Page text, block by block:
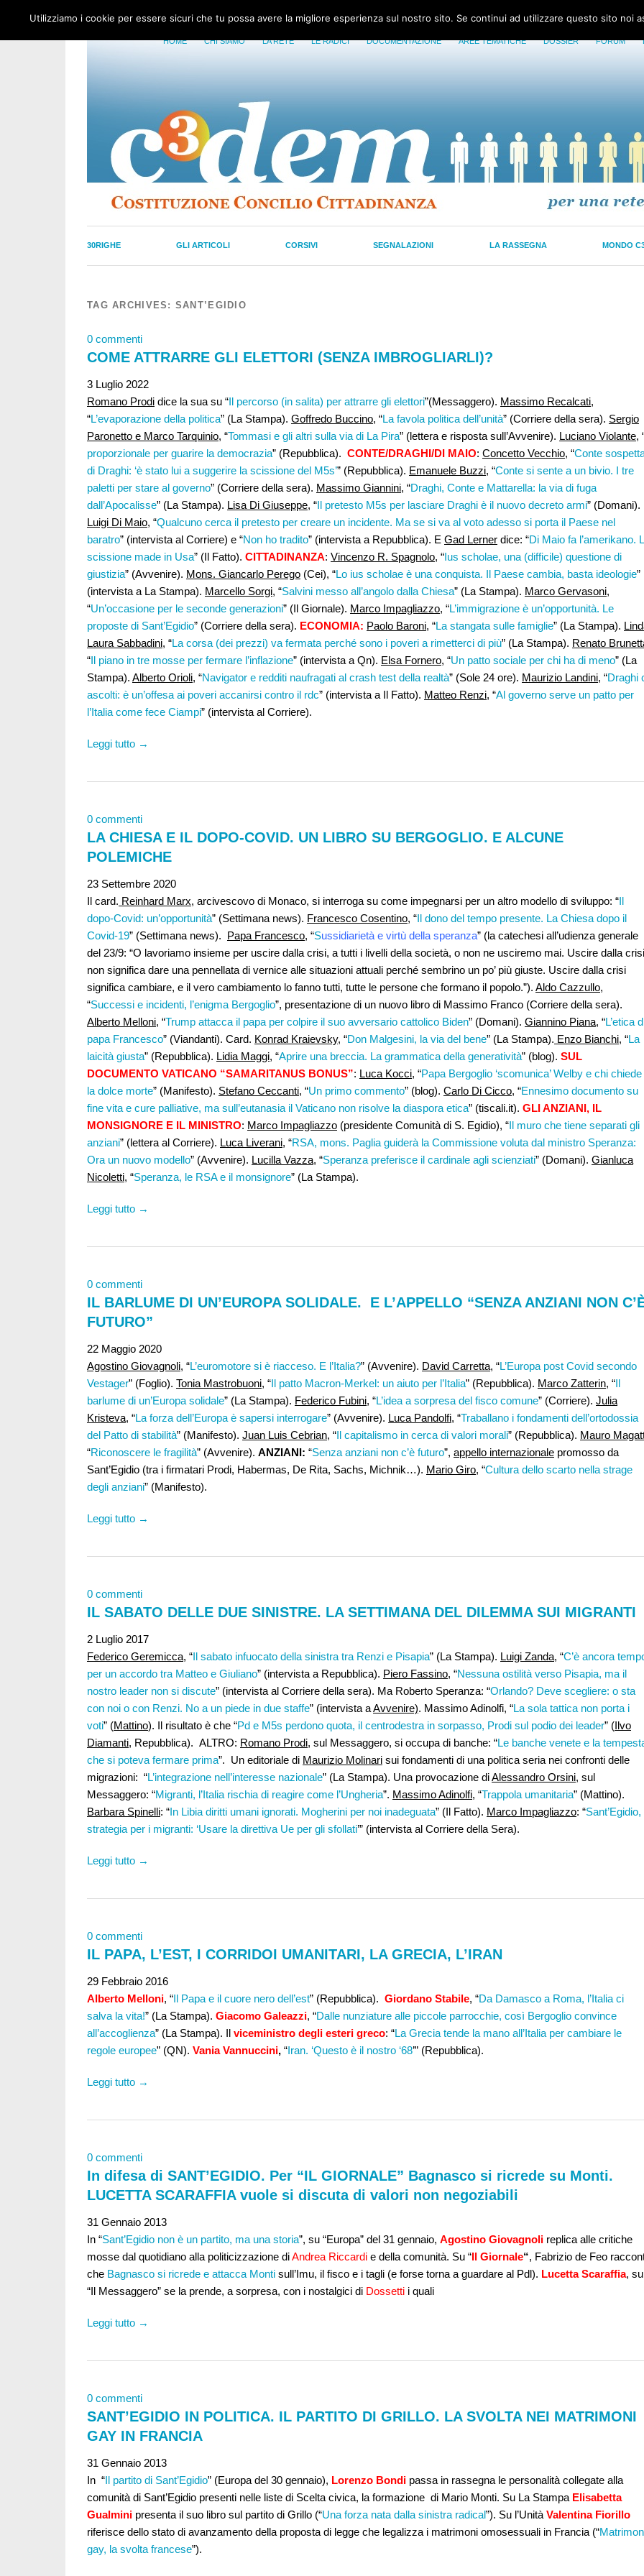
HOME CHI SIAMO LA RETE LE RADICI DOCUMENTAZIONE AREE TEMATICHE DOSSIER FORUM
30RIGHE GLI ARTICOLI CORSIVI SEGNALAZIONI LA RASSEGNA MONDO
TAG ARCHIVES: SANT’EGIDIO
0 commenti
COME ATTRARRE GLI ELETTORI (SENZA IMBROGLIARLI)?
3 Luglio 2022
Romano Prodi dice la sua su “Il percorso (in salita) per attrarre gli elettori”(Messaggero). Massimo Recalcati,
“L’evaporazione della politica” (La Stampa). Goffredo Buccino, “La favola politica dell’unità” (Corriere della sera). Sergio
Paronetto e Marco Tarquinio, “Tommasi e gli altri sulla via di La Pira” (lettera e risposta sull’Avvenire). Luciano Violante,
proporzionale per guarire la democrazia” (Repubblica). CONTE/DRAGHI/DI MAIO: Concetto Vecchio, “Conte
di Draghi: ‘è stato lui a suggerire la scissione del M5s’” (Repubblica). Emanuele Buzzi, “Conte si sente a un bivio. I tre
paletti per stare al governo” (Corriere della sera). Massimo Giannini, “Draghi, Conte e Mattarella: la via di fuga
dall’Apocalisse” (La Stampa). Lisa Di Giuseppe, “Il pretesto M5s per lasciare Draghi è il nuovo decreto armi” (Domani).
Luigi Di Maio, “Qualcuno cerca il pretesto per creare un incidente. Ma se si va al voto adesso si porta il Paese nel
baratro” (intervista al Corriere) e “Non ho tradito” (intervista a Repubblica). E Gad Lerner dice: “Di Maio fa l’amerikano.
scissione made in Usa” (Il Fatto). CITTADINANZA: Vincenzo R. Spagnolo, “Ius scholae, una (difficile) questione di
giustizia” (Avvenire). Mons. Giancarlo Perego (Cei), “Lo ius scholae è una conquista. Il Paese cambia, basta ideologie”
(intervista a La Stampa). Marcello Sorgi, “Salvini messo all’angolo dalla Chiesa” (La Stampa). Marco Gervasoni,
“Un’occasione per le seconde generazioni” (Il Giornale). Marco Impagliazzo, “L’immigrazione è un’opportunità. Le
proposte di Sant’Egidio” (Corriere della sera). ECONOMIA: Paolo Baroni, “La stangata sulle famiglie” (La Stampa).
Laura Sabbadini, “La corsa (dei prezzi) va fermata perché sono i poveri a rimetterci di più” (La Stampa). Renato
“Il piano in tre mosse per fermare l’inflazione” (intervista a Qn). Elsa Fornero, “Un patto sociale per chi ha di meno” (La
Stampa). Alberto Orioli, “Navigator e redditi naufragati al crash test della realtà” (Sole 24 ore). Maurizio Landini, “Draghi
ascolti: è un’offesa ai poveri accanirsi contro il rdc” (intervista a Il Fatto). Matteo Renzi, “Al governo serve un patto per
l’Italia come fece Ciampi” (intervista al Corriere).
Leggi tutto →
0 commenti
LA CHIESA E IL DOPO-COVID. UN LIBRO SU BERGOGLIO. E ALCUNE
POLEMICHE
23 Settembre 2020
Il card. Reinhard Marx, arcivescovo di Monaco, si interroga su come impegnarsi per un altro modello di sviluppo: “Il
dopo-Covid: un’opportunità” (Settimana news). Francesco Cosentino, “Il dono del tempo presente. La Chiesa dopo il
Covid-19” (Settimana news). Papa Francesco, “Sussidiarietà e virtù della speranza” (la catechesi all’udienza generale
del 23/9: “O lavoriamo insieme per uscire dalla crisi, a tutti i livelli della società, o non ne usciremo mai. Uscire dalla crisi
non significa dare una pennellata di vernice alle situazioni attuali perché sembrino un po’ più giuste. Uscire dalla crisi
significa cambiare, e il vero cambiamento lo fanno tutti, tutte le persone che formano il popolo.”). Aldo Cazzullo,
“Successi e incidenti, l’enigma Bergoglio”, presentazione di un nuovo libro di Massimo Franco (Corriere della sera).
Alberto Melloni, “Trump attacca il papa per colpire il suo avversario cattolico Biden” (Domani). Giannino Piana, “L’etica
papa Francesco” (Viandanti). Card. Konrad Kraievsky, “Don Malgesini, la via del bene” (La Stampa). Enzo Bianchi, “La
laicità giusta” (Repubblica). Lidia Maggi, “Aprire una breccia. La grammatica della generatività” (blog). SUL
DOCUMENTO VATICANO “SAMARITANUS BONUS”: Luca Kocci, “Papa Bergoglio ‘scomunica’ Welby e chi chiede
la dolce morte” (Manifesto). Stefano Ceccanti, “Un primo commento” (blog). Carlo Di Cicco, “Ennesimo documento su
fine vita e cure palliative, ma sull’eutanasia il Vaticano non risolve la diaspora etica” (tiscali.it). GLI ANZIANI, IL
MONSIGNORE E IL MINISTRO: Marco Impagliazzo (presidente Comunità di S. Egidio), “Il muro che tiene separati gli
anziani” (lettera al Corriere). Luca Liverani, “RSA, mons. Paglia guiderà la Commissione voluta dal ministro Speranza:
Ora un nuovo modello” (Avvenire). Lucilla Vazza, “Speranza preferisce il cardinale agli scienziati” (Domani). Gianluca
Nicoletti, “Speranza, le RSA e il monsignore” (La Stampa).
Leggi tutto →
0 commenti
IL BARLUME DI UN’EUROPA SOLIDALE. E L’APPELLO “SENZA ANZIANI NON
FUTURO”
22 Maggio 2020
Agostino Giovagnoli, “L’euromotore si è riacceso. E l’Italia?” (Avvenire). David Carretta, “L’Europa post Covid secondo
Vestager” (Foglio). Tonia Mastrobuoni, “Il patto Macron-Merkel: un aiuto per l’Italia” (Repubblica). Marco Zatterin, “Il
barlume di un’Europa solidale” (La Stampa). Federico Fubini, “L’idea a sorpresa del fisco comune” (Corriere). Julia
Kristeva, “La forza dell’Europa è sapersi interrogare” (Avvenire). Luca Pandolfi, “Traballano i fondamenti dell’ortodossia
del Patto di stabilità” (Manifesto). Juan Luis Cebrian, “Il capitalismo in cerca di valori morali” (Repubblica). Mauro
“Riconoscere le fragilità” (Avvenire). ANZIANI: “Senza anziani non c’è futuro”, appello internazionale promosso da
Sant’Egidio (tra i firmatari Prodi, Habermas, De Rita, Sachs, Michnik…). Mario Giro, “Cultura dello scarto nella strage
degli anziani” (Manifesto).
Leggi tutto →
0 commenti
IL SABATO DELLE DUE SINISTRE. LA SETTIMANA DEL DILEMMA SUI MIGRANTI
2 Luglio 2017
Federico Geremicca, “Il sabato infuocato della sinistra tra Renzi e Pisapia” (La Stampa). Luigi Zanda, “C’è ancora
per un accordo tra Matteo e Giuliano” (intervista a Repubblica). Piero Fassino, “Nessuna ostilità verso Pisapia, ma il
nostro leader non si discute” (intervista al Corriere della sera). Ma Roberto Speranza: “Orlando? Deve scegliere: o sta
con noi o con Renzi. No a un piede in due staffe” (intervista aAvvenire). Massimo Adinolfi, “La sola tattica non porta i
voti” (Mattino). Il risultato è che “Pd e M5s perdono quota, il centrodestra in sorpasso, Prodi sul podio dei leader” (Ilvo
Diamanti, Repubblica). ALTRO: Romano Prodi, sul Messaggero, si occupa di banche: “Le banche venete e la
che si poteva fermare prima”. Un editoriale di Maurizio Molinari sui fondamenti di una politica seria nei confronti delle
migrazioni: “L’integrazione nell’interesse nazionale” (La Stampa). Una provocazione diAlessandro Orsini, sul
Messaggero: “Migranti, l’Italia rischia di reagire come l’Ungheria”. Massimo Adinolfi, “Trappola umanitaria” (Mattino).
Barbara Spinelli: “In Libia diritti umani ignorati. Mogherini per noi inadeguata” (Il Fatto). Marco Impagliazzo: “Sant’Egidio,
strategia per i migranti: ‘Usare la direttiva Ue per gli sfollati’” (intervista al Corriere della Sera).
Leggi tutto →
0 commenti
IL PAPA, L’EST, I CORRIDOI UMANITARI, LA GRECIA, L’IRAN
29 Febbraio 2016
Alberto Melloni, “Il Papa e il cuore nero dell’est” (Repubblica). Giordano Stabile, “Da Damasco a Roma, l’Italia ci
salva la vita!” (La Stampa). Giacomo Galeazzi, “Dalle nunziature alle piccole parrocchie, così Bergoglio convince
all’accoglienza” (La Stampa). Il viceministro degli esteri greco: “La Grecia tende la mano all’Italia per cambiare le
regole europee” (QN). Vania Vannuccini, “Iran. ‘Questo è il nostro ‘68’” (Repubblica).
Leggi tutto →
0 commenti
In difesa di SANT’EGIDIO. Per “IL GIORNALE” Bagnasco si ricrede su Monti.
LUCETTA SCARAFFIA vuole si discuta di valori non negoziabili
31 Gennaio 2013
In “Sant’Egidio non è un partito, ma una storia”, su “Europa” del 31 gennaio, Agostino Giovagnoli replica alle critiche
mosse dal quotidiano alla politicizzazione diAndrea Riccardi e della comunità. Su “Il Giornale“, Fabrizio de Feo
che Bagnasco si ricrede e attacca Monti sull’Imu, il fisco e i tagli (e forse torna a guardare al Pdl). Lucetta Scaraffia, su
“Il Messaggero” se la prende, a sorpresa, con i nostalgici di Dossetti i quali
Leggi tutto →
0 commenti
SANT’EGIDIO IN POLITICA. IL PARTITO DI GRILLO. LA SVOLTA NEI MATRIMONI
GAY IN FRANCIA
31 Gennaio 2013
In “Il partito di Sant’Egidio” (Europa del 30 gennaio), Lorenzo Bondi passa in rassegna le personalità collegate alla
comunità di Sant’Egidio presenti nelle liste di Scelta civica, la formazione di Mario Monti. Su La Stampa Elisabetta
Gualmini presenta il suo libro sul partito di Grillo (“Una forza nata dalla sinistra radical”). Su l’Unità Valentina Fiorillo
riferisce dello stato di avanzamento della proposta di legge che legalizza i matrimoni omosessuali in Francia (“
gay, la svolta francese”).
Utilizziamo i cookie per essere sicuri che tu possa avere la migliore esperienza sul nostro sito. Se continui ad utilizzare questo sito noi